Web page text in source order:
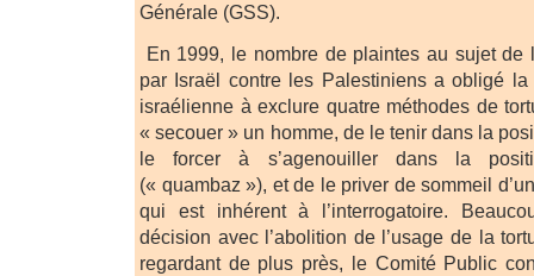
Générale (GSS).
En 1999, le nombre de plaintes au sujet de
par Israël contre les Palestiniens a obligé
israélienne à exclure quatre méthodes de
« secouer » un homme, de le tenir dans la
le forcer à s’agenouiller dans la
(« quambaz »), et de le priver de sommeil
qui est inhérent à l’interrogatoire.
décision avec l’abolition de l’usage de la
regardant de plus près, le Comité Public